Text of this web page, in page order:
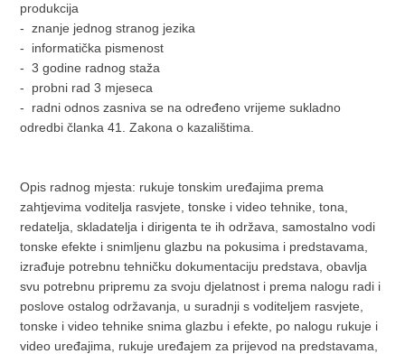
produkcija
- znanje jednog stranog jezika
- informatička pismenost
- 3 godine radnog staža
- probni rad 3 mjeseca
- radni odnos zasniva se na određeno vrijeme sukladno
odredbi članka 41. Zakona o kazalištima.
Opis radnog mjesta: rukuje tonskim uređajima prema
zahtjevima voditelja rasvjete, tonske i video tehnike, tona,
redatelja, skladatelja i dirigenta te ih održava, samostalno vodi
tonske efekte i snimljenu glazbu na pokusima i predstavama,
izrađuje potrebnu tehničku dokumentaciju predstava, obavlja
svu potrebnu pripremu za svoju djelatnost i prema nalogu radi i
poslove ostalog održavanja, u suradnji s voditeljem rasvjete,
tonske i video tehnike snima glazbu i efekte, po nalogu rukuje i
video uređajima, rukuje uređajem za prijevod na predstavama,